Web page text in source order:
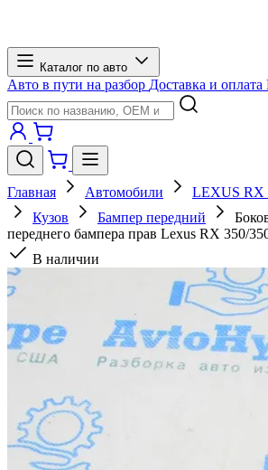
Каталог по авто
Авто в пути на разбор Доставка и оплата
Главная Автомобили
LEXUS RX
Кузов
Бампер передний
переднего бампера прав Lexus RX 350/
В наличии